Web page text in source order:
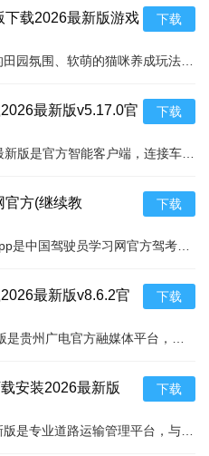
下载2026最新版游戏
下载
最新版v5.17.0官
下载
官方(继续教
版
下载
最新版v8.6.2官
下载
安装2026最新版
下载